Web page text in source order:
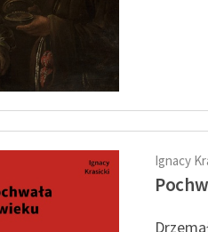
Ignacy